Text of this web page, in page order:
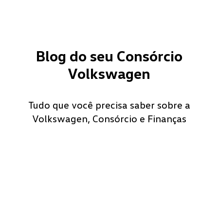
Blog do seu Consórcio
Volkswagen
Tudo que você precisa saber sobre a
Volkswagen, Consórcio e Finanças